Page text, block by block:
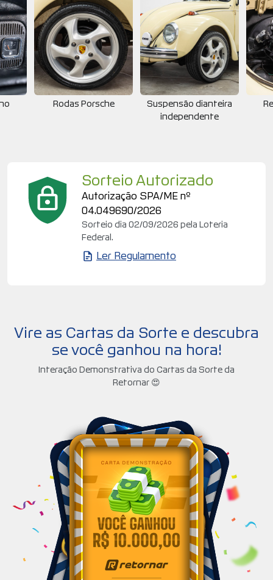
Rodas Porsche
Suspensão dianteira
independente
Sorteio Autorizado
Autorização SPA/ME nº
04.049690/2026
Sorteio dia 02/09/2026 pela Loteria
Federal.
Ler Regulamento
Vire as Cartas da Sorte e descubra
se você ganhou na hora!
Interação Demonstrativa do Cartas da Sorte da
Retornar 😍